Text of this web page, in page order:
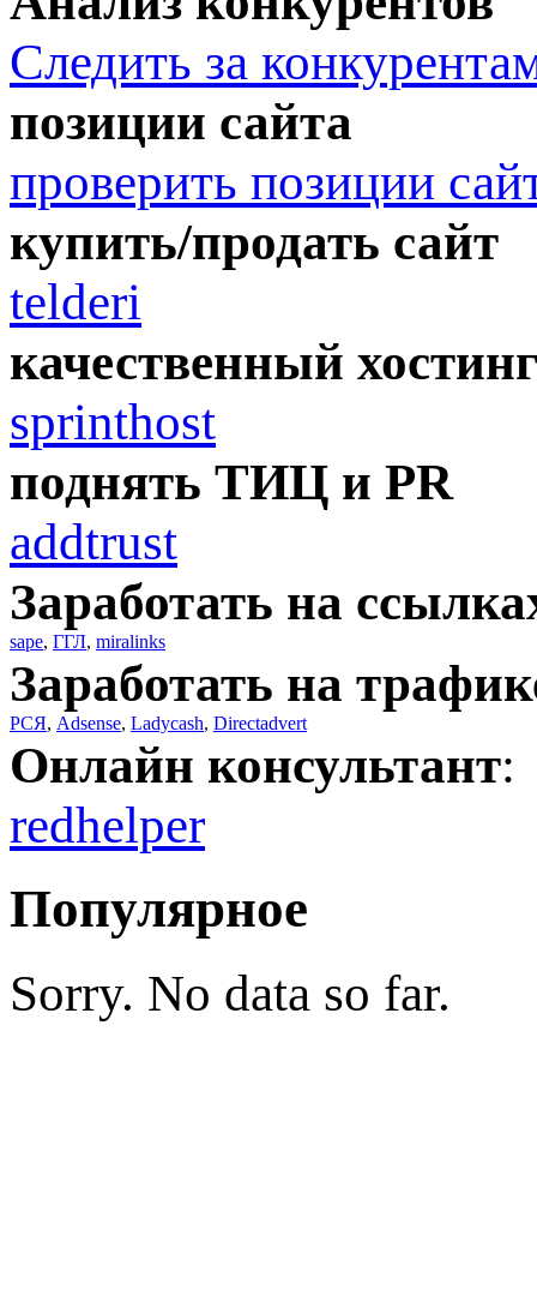
Следить за
позиции сайта
проверить позиции
купить/продать сайт
telderi
качественный
sprinthost
поднять ТИЦ и PR
addtrust
Заработать на
sape, ГГЛ, miralinks
Заработать на
РСЯ, Adsense, Ladycash, Directadvert
Онлайн консультант:
redhelper
Популярное
Sorry. No data so far.